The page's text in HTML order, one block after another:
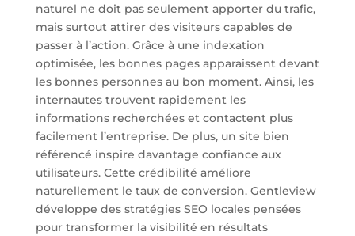
naturel ne doit pas seulement apporter du trafic,
mais surtout attirer des visiteurs capables de
passer à l’action. Grâce à une indexation
optimisée, les bonnes pages apparaissent devant
les bonnes personnes au bon moment. Ainsi, les
internautes trouvent rapidement les
informations recherchées et contactent plus
facilement l’entreprise. De plus, un site bien
référencé inspire davantage confiance aux
utilisateurs. Cette crédibilité améliore
naturellement le taux de conversion. Gentleview
développe des stratégies SEO locales pensées
pour transformer la visibilité en résultats